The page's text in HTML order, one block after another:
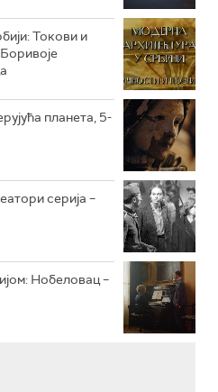
РТС КОЛО
Токови и
планета, 5-
серија –
Нобеловац –